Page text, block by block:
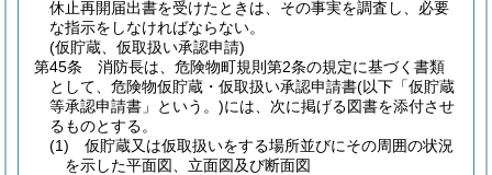
休止再開届出書を受けたときは、その事実を調査し、必要
な指示をしなければならない。
(仮貯蔵、仮取扱い承認申請)
第45条
消防長は、危険物町規則第2条の規定に基づく書類
として、危険物仮貯蔵・仮取扱い承認申請書(以下「仮貯蔵
等承認申請書」という。)には、次に掲げる図書を添付させ
るものとする。
(1)
仮貯蔵又は仮取扱いをする場所並びにその周囲の状況
を示した平面図、立面図及び断面図